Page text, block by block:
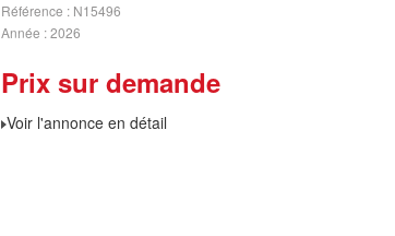
Référence
N15496
Année 2026
Prix sur demande
Voir l'annonce en détail